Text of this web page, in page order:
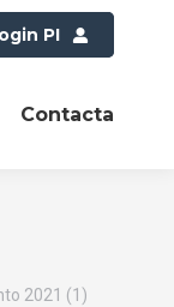
PI
Contacta
2021 (1)